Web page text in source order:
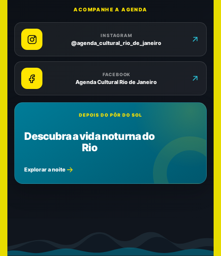
ACOMPANHE A AGENDA
INSTAGRAM
@agenda_cultural_rio_de_janeiro
FACEBOOK
Agenda Cultural Rio de Janeiro
DEPOIS DO PÔR DO SOL
Descubra a vida noturna do
Rio
Explorar a noite